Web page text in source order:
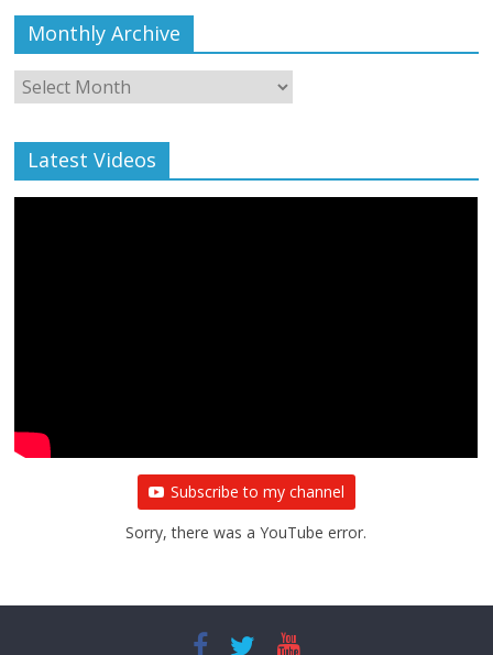
Monthly Archive
Monthly
Archive
Latest Videos
Subscribe to my channel
Sorry, there was a YouTube error.